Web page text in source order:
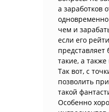
а заработков
чем и
если его
такие, а
Так вот, с
позволить
такой
Особенно